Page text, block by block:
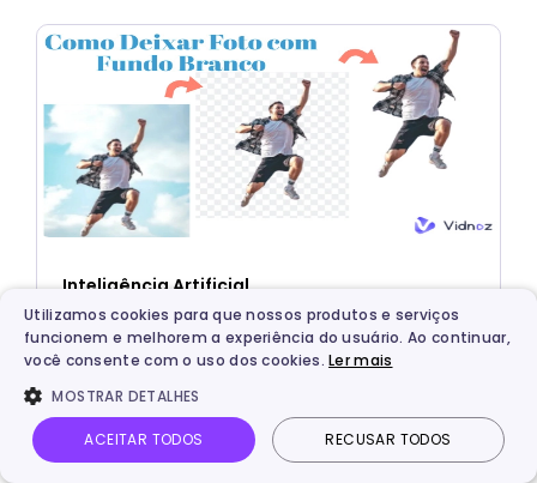
Inteligência Artificial
Melhores Formas para Deixar Foto com
Fundo Branco - 100% Fácil e Gratuito
Utilizamos cookies para que nossos produtos e serviços
funcionem e melhorem a experiência do usuário. Ao continuar,
você consente com o uso dos cookies.Ler mais
MOSTRAR DETALHES
ACEITAR TODOS RECUSAR TODOS